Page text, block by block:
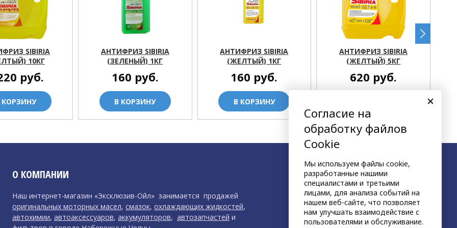
SIBIRIA
10КГ
руб.
КОРЗИНУ
АНТИФРИЗ SIBIRIA
(ЗЕЛЕНЫЙ) 1КГ
160 руб.
В КОРЗИНУ
АНТИФРИЗ SIBIRIA
(ЖЕЛТЫЙ) 1КГ
160 руб.
В КОРЗИНУ
АНТИФРИЗ SIBIRIA
(ЖЕЛТЫЙ) 5КГ
620 руб.
О КОМПАНИИ
Наш интернет-магазин «Эксклюзив-Ойл» занимается продажей
оригинальных моторных масел, смазок, охлаждающих жидкостей,
автохимии, автоаксессуаров, аккумуляторов, автозапчастей и
Согласие на
обработку файлов
Cookie
Мы используем файлы cookie,
разработанные нашими
специалистами и третьими
лицами, для анализа событий на
нашем веб-сайте, что позволяет
нам улучшать взаимодействие с
пользователями и обслуживание.